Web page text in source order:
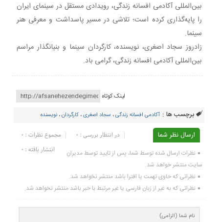
بین‌المللی آکادمی افسانه زندگی، رویدادی مستقل در سینمای ایران
را پایه‌گذاری کرده است؛ تلاشی در مسیر پاسداشت و معرفی هنر
سینما.
زادروز سجاد اصغری، نویسنده، کارگردان سینما و بنیانگذار مراسم
بین‌المللی آکادمی افسانه زندگی، گرامی باد.
لینک کوتاه
برچسب ها : آکادمی افسانه زندگی، سجاد اصغری،کارگردان،نویسنده
ارسال نظر شما مجموع نظرات : 0
در انتظار بررسی : 0
انتشار یافته : ۰
نظرات ارسال شده توسط شما، پس از تایید توسط مدیران
سایت منتشر خواهد شد.
نظراتی که حاوی تهمت یا افترا باشد منتشر نخواهد شد.
نظراتی که به غیر از زبان فارسی یا غیر مرتبط با خبر باشد منتشر نخواهد شد.